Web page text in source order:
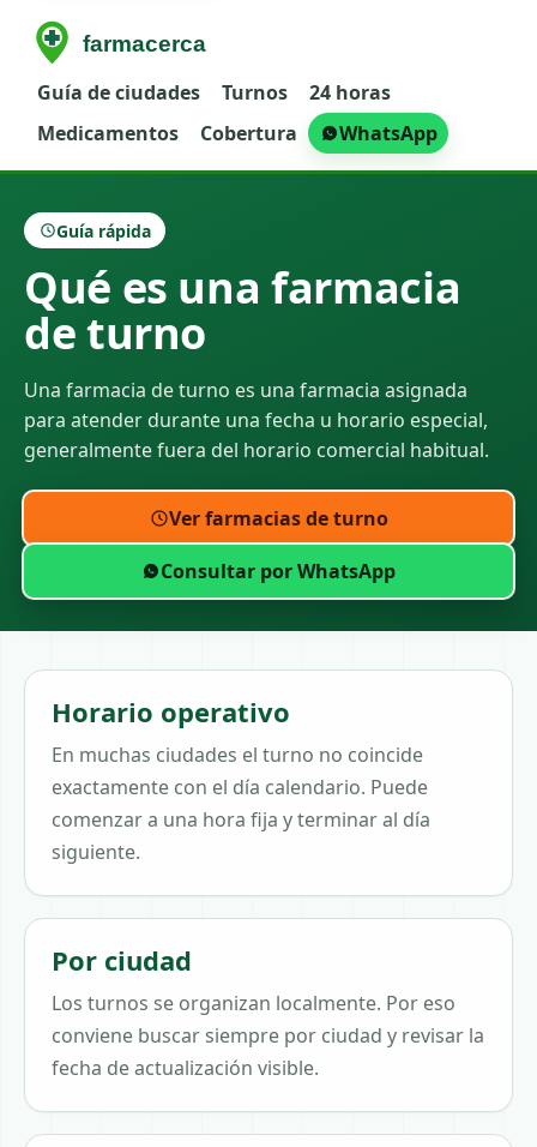
Guía de ciudades Turnos
24 horas
Medicamentos
Cobertura WhatsApp
Guía rápida
Qué es una farmacia
de turno
Una farmacia de turno es una farmacia asignada
para atender durante una fecha u horario especial,
generalmente fuera del horario comercial habitual.
Ver farmacias de turno
Consultar por WhatsApp
Horario operativo
En muchas ciudades el turno no coincide
exactamente con el día calendario. Puede
comenzar a una hora fija y terminar al día
siguiente.
Por ciudad
Los turnos se organizan localmente. Por eso
conviene buscar siempre por ciudad y revisar la
fecha de actualización visible.